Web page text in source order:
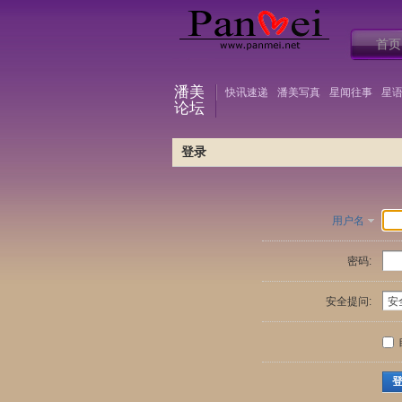
首页
潘美
论坛
快讯速递 潘美写真 星闻往事 星
登录
用户名
密码:
安全提问: